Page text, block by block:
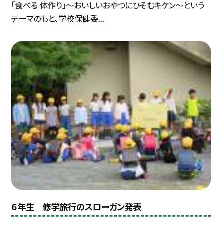
「食べる 体作り」〜おいしいおやつにひそむキケン〜という
テーマのもと、学校保健委...
６年生 修学旅行のスローガン発表